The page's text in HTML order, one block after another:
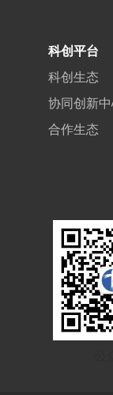
科创平台
科创生态
协同创新
合作生态